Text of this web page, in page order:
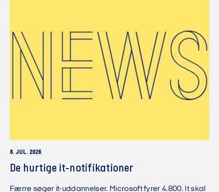
8. JUL. 2026
De hurtige it-notifikationer
Færre søger it-uddannelser. Microsoft fyrer 4.800. It skal